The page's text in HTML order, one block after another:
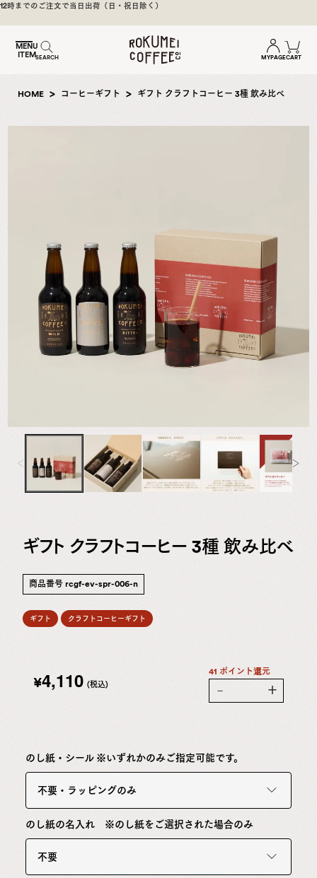
MENU
ITEMSEARCH
煎
日
本
一
奈
の
MYPAGECART
焙煎後1週間以内の新鮮な豆をお届け
HOME コーヒーギフト ギフト クラフトコーヒー 3種 飲み比べ
ギフト クラフトコーヒー 3種 飲み比べ
商品番号 rcgf-ev-spr-006-n
ギフト クラフトコーヒーギフト
¥4,110 (税込)
41 ポイント還元
－ ＋
のし紙・シール ※いずれかのみご指定可能です。
不要・ラッピングのみ
のし紙の名入れ ※のし紙をご選択された場合のみ
不要